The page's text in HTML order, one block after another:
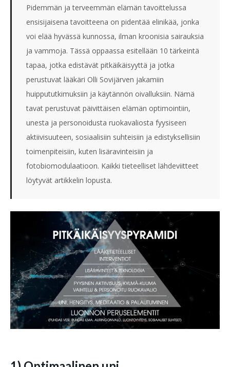
Pidemmän ja terveemmän elämän tavoittelussa
ensisijaisena tavoitteena on pidentää elinikää, jonka
voi elää hyvässä kunnossa, ilman kroonisia sairauksia
ja vammoja. Tässä oppaassa esitellään 10 tärkeintä
tapaa, jotka edistävät pitkäikäisyyttä ja jotka
perustuvat lääkäri Olli Sovijärven jakamiin
huippututkimuksiin ja käytännön oivalluksiin. Nämä
tavat perustuvat päivittäisen elämän optimointiin,
unesta ja personoidusta ruokavaliosta fyysiseen
aktiivisuuteen, sosiaalisiin suhteisiin ja edistyksellisiin
toimenpiteisiin, kuten lisäravinteisiin ja
fotobiomodulaatioon. Kaikki tieteelliset lähdeviitteet
löytyvät artikkelin lopusta.